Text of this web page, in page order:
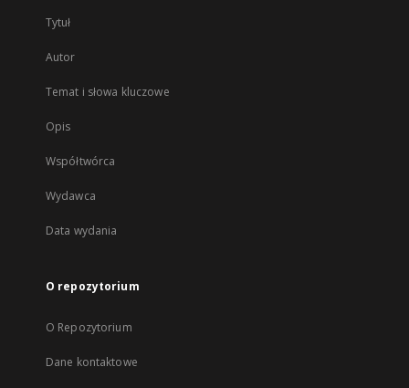
Tytuł
Autor
Temat i słowa kluczowe
Opis
Współtwórca
Wydawca
Data wydania
O repozytorium
O Repozytorium
Dane kontaktowe